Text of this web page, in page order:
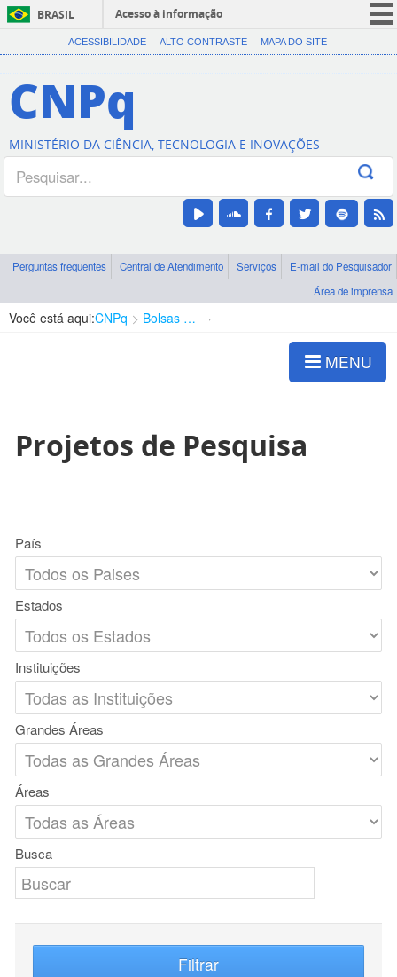
BRASIL
Acesso à informação
CORONAVÍRUS (COVID-19)
Canais
ACESSIBILIDADE ALTO CONTRASTE MAPA DO SITE
CNPq
MINISTÉRIO DA CIÊNCIA, TECNOLOGIA E INOVAÇÕES
Perguntas frequentes Central de Atendimento Serviços
E-mail do Pesquisador
Área de imprensa
Você está aqui:CNPq Bolsas e Auxílios Vigentes
MENU
Projetos de Pesquisa
País
Estados
Instituições
Grandes Áreas
Áreas
Busca
Filtrar